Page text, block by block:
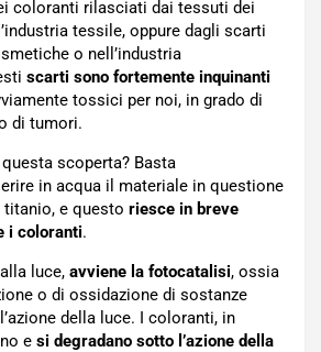
coloranti rilasciati dai tessuti dei
tessile, oppure dagli scarti
o nell’industria
scarti sono fortemente inquinanti
tossici per noi, in grado di
di tumori.
scoperta? Basta
in acqua il materiale in questione
e questo riesce in breve
i coloranti.
luce, avviene la fotocatalisi, ossia
o di ossidazione di sostanze
della luce. I coloranti, in
e si degradano sotto l’azione della